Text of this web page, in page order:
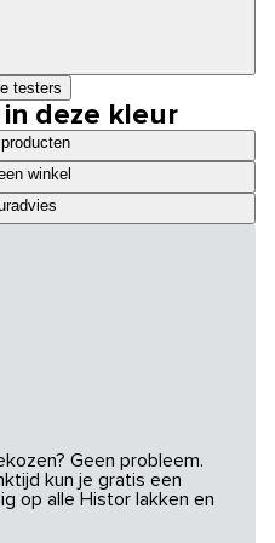
testers
deze kleur
winkel
Geen probleem.
kun je gratis een
op alle Histor lakken en